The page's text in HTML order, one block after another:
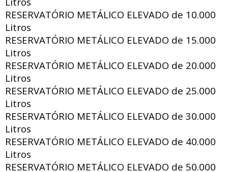
RESERVATÓRIO METÁLICO ELEVADO de 10.000
Litros
RESERVATÓRIO METÁLICO ELEVADO de 15.000
Litros
RESERVATÓRIO METÁLICO ELEVADO de 20.000
Litros
RESERVATÓRIO METÁLICO ELEVADO de 25.000
Litros
RESERVATÓRIO METÁLICO ELEVADO de 30.000
Litros
RESERVATÓRIO METÁLICO ELEVADO de 40.000
Litros
RESERVATÓRIO METÁLICO ELEVADO de 50.000